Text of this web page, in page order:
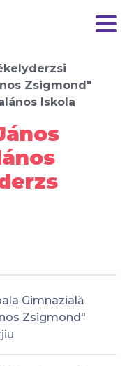
Zsigmond"
Iskola
Gimnazială
Zsigmond"